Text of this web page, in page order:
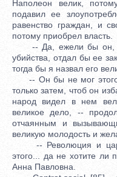
Наполеон велик,
подавил ее
равенство граждан, и
потому приобрел власть.
-- Да, ежели бы он,
убийства, отдал бы ее
тогда бы я назвал его
-- Он бы не мог этого
только затем, чтоб он
народ видел в нем
великое дело, --
отчаянным и
великую молодость и
-- Революция и
этого... да не хотите ли
Анна Павловна.